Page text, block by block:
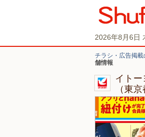
2026年8月6日
チラシ・広告掲載
舗情報
イト
（東